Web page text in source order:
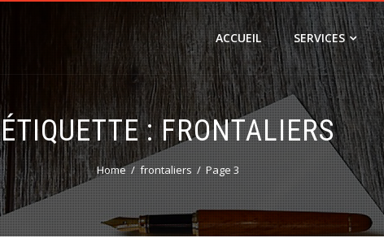
ACCUEIL SERVICES
ÉTIQUETTE :FRONTALIERS
Home frontaliers Page 3